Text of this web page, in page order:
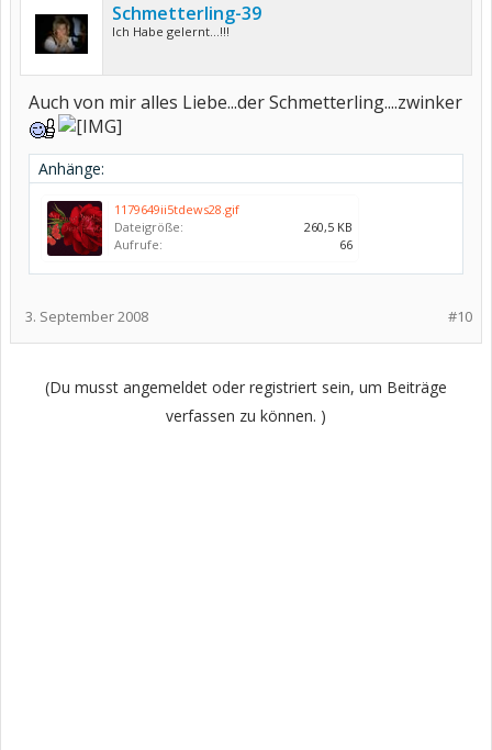
Schmetterling-39
Ich Habe gelernt...!!!
Auch von mir alles Liebe...der Schmetterling....zwinker
Anhänge:
1179649ii5tdews28.gif
Dateigröße:
260,5 KB
Aufrufe:
66
#10
3. September 2008
(Du musst angemeldet oder registriert sein, um Beiträge
verfassen zu können. )